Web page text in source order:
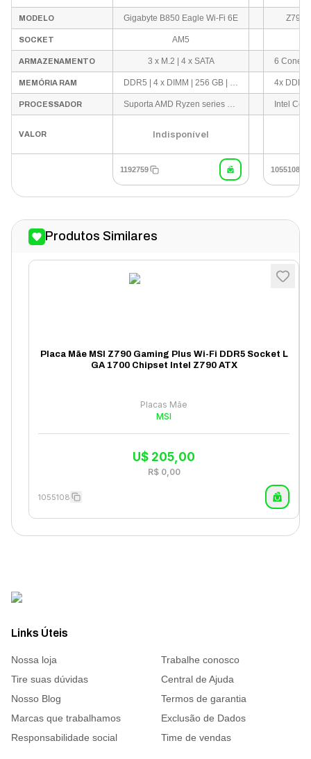
Chipset AMD B850
ATX
MODELO Gigabyte B850 Eagle Wi-Fi 6E Z790
SOCKET AM5
ARMAZENAMENTO 3 x M.2 | 4 x SATA
MEMÓRIA RAM DDR5 | 4 x DIMM | 256 GB | 8200 MHz
PROCESSADOR Suporta AMD Ryzen series 7000, 8000 e 9000
VALOR Indisponível
1192759 1055108
Produtos Similares
Placa Mãe MSI Z790 Gaming Plus Wi-Fi DDR5 Socket L
GA 1700 Chipset Intel Z790 ATX
Placas Mãe
MSI
U$ 205,00
R$ 0,00
1055108
Links Úteis
Nossa loja
Trabalhe conosco
Tire suas dúvidas
Central de Ajuda
Nosso Blog
Termos de garantia
Marcas que trabalhamos
Exclusão de Dados
Responsabilidade social
Time de vendas